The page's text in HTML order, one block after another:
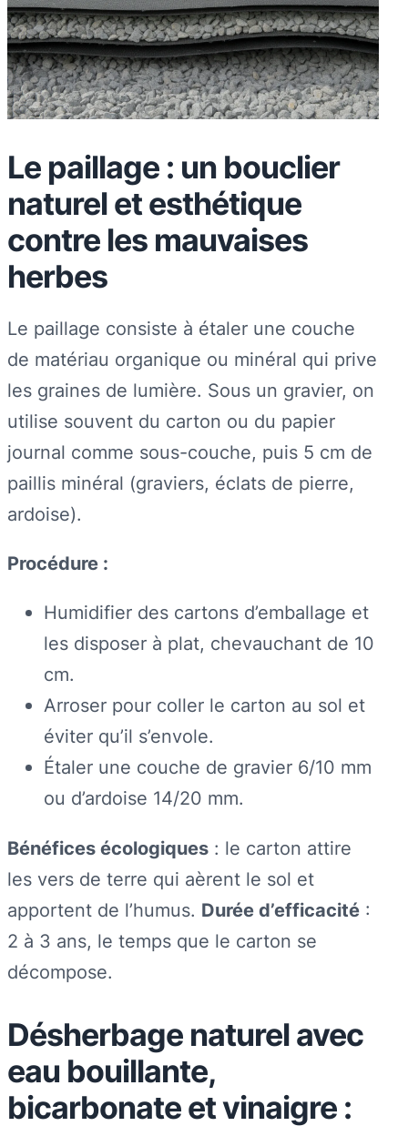
Le paillage : un bouclier
naturel et esthétique
contre les mauvaises
herbes
Le paillage consiste à étaler une couche
de matériau organique ou minéral qui prive
les graines de lumière. Sous un gravier, on
utilise souvent du carton ou du papier
journal comme sous-couche, puis 5 cm de
paillis minéral (graviers, éclats de pierre,
ardoise).
Procédure :
Humidifier des cartons d’emballage et
les disposer à plat, chevauchant de 10
cm.
Arroser pour coller le carton au sol et
éviter qu’il s’envole.
Étaler une couche de gravier 6/10 mm
ou d’ardoise 14/20 mm.
Bénéfices écologiques : le carton attire
les vers de terre qui aèrent le sol et
apportent de l’humus. Durée d’efficacité :
2 à 3 ans, le temps que le carton se
décompose.
Désherbage naturel avec
eau bouillante,
bicarbonate et vinaigre :